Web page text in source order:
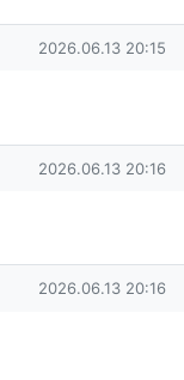
작성일
2026.06.13 20:15
작성일
2026.06.13 20:16
작성일
2026.06.13 20:16